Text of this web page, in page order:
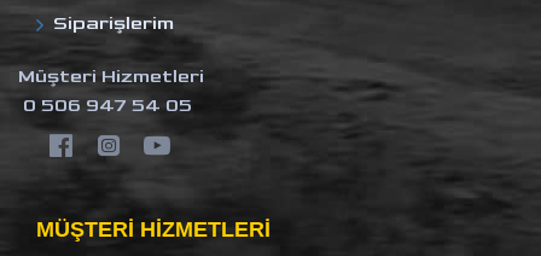
Siparişlerim
Müşteri Hizmetleri
0 506 947 54 05
MÜŞTERI HIZMETLERI